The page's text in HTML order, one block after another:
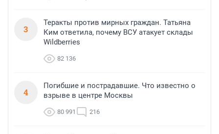
3
Теракты против мирных граждан. Татьяна
Ким ответила, почему ВСУ атакует склады
Wildberries
82 136
4
Погибшие и пострадавшие. Что известно о
взрыве в центре Москвы
80 991 216